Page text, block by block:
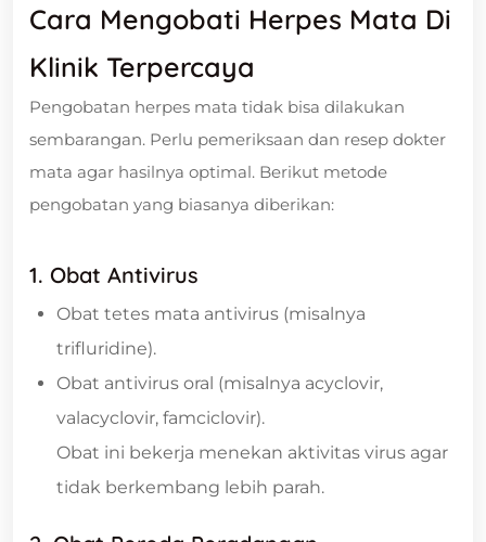
Cara Mengobati Herpes Mata Di
Klinik Terpercaya
Pengobatan herpes mata tidak bisa dilakukan
sembarangan. Perlu pemeriksaan dan resep dokter
mata agar hasilnya optimal. Berikut metode
pengobatan yang biasanya diberikan:
1. Obat Antivirus
Obat tetes mata antivirus (misalnya
trifluridine).
Obat antivirus oral (misalnya acyclovir,
valacyclovir, famciclovir).
Obat ini bekerja menekan aktivitas virus agar
tidak berkembang lebih parah.